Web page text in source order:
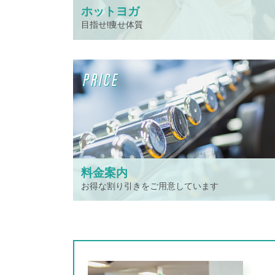
ホットヨガ
目指せ!痩せ体質
料金案内
お得な割り引きをご用意しています
PRICE